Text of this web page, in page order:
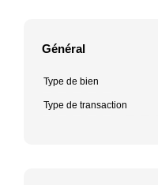
Général
Type de bien
Type de transaction